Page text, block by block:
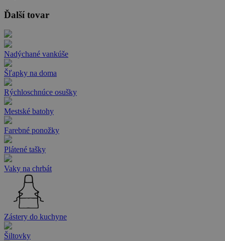
Ďalší tovar
Nadýchané vankúše
Šľapky na doma
Rýchloschnúce osušky
Mestské batohy
Farebné ponožky
Plátené tašky
Vaky na chrbát
Zástery do kuchyne
Šiltovky